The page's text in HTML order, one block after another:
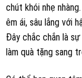
chút khói nhẹ
êm ái, sâu lắng với
Đây chắc chắn là
làm quà tặng sang